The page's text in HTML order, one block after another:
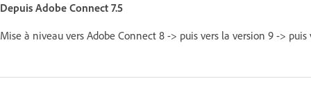
Depuis Adobe Connect 7.5
Mise à niveau vers Adobe Connect 8 -> puis vers la version 9 ->